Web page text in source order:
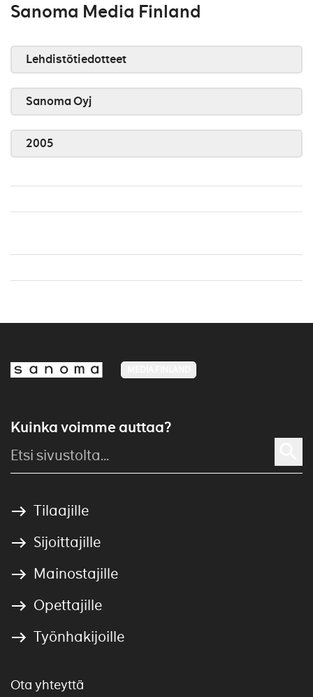
Sanoma Media Finland
Lehdistötiedotteet
Sanoma Oyj
2005
Kuinka voimme auttaa?
Tilaajille
Sijoittajille
Mainostajille
Opettajille
Työnhakijoille
Ota yhteyttä